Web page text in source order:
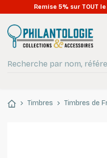
Remise 5% sur TOUT
Timbres Timbres de